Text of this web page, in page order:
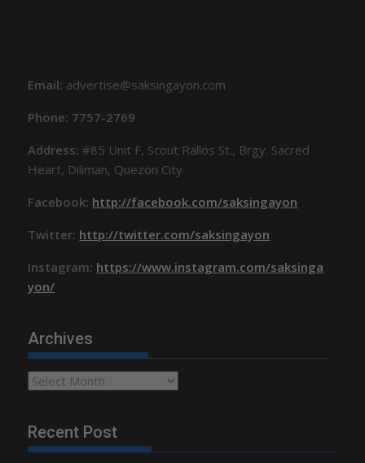
Email: advertise@saksingayon.com
Phone: 7757-2769
Address:#85 Unit F, Scout Rallos St., Brgy. Sacred
Heart, Diliman, Quezon City
Facebook: http://facebook.com/saksingayon
Twitter: http://twitter.com/saksingayon
Instagram: https://www.instagram.com/saksinga
yon/
Archives
Archives
Recent Post